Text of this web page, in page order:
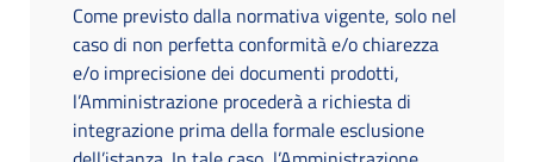
Come previsto dalla normativa vigente, solo nel
caso di non perfetta conformità e/o chiarezza
e/o imprecisione dei documenti prodotti,
l’Amministrazione procederà a richiesta di
integrazione prima della formale esclusione